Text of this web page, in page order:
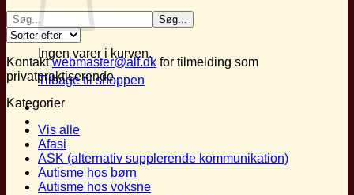
Ingen varer i kurven.
Tilbage til shoppen
Kontaktwebmaster@alf.dk for tilmelding som
privatpraktiserende
Kategorier
Vis alle
Afasi
ASK (alternativ supplerende kommunikation)
Autisme hos børn
Autisme hos voksne